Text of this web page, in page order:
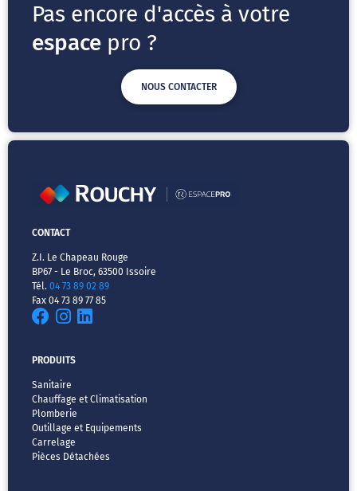
Pas encore d'accès à votre
espace pro ?
NOUS CONTACTER
CONTACT
Z.I. Le Chapeau Rouge
BP67 - Le Broc, 63500 Issoire
Tél. 04 73 89 02 89
Fax 04 73 89 77 85
PRODUITS
Sanitaire
Chauffage et Climatisation
Plomberie
Outillage et Equipements
Carrelage
Pièces Détachées